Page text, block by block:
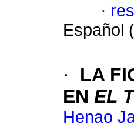
·
Español (
·
LA
EN EL
Henao